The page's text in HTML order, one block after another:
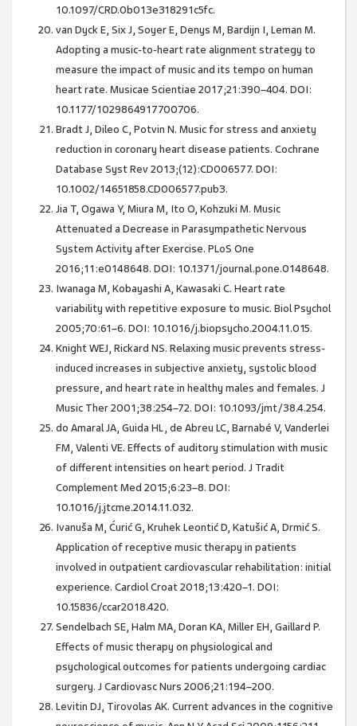
10.1097/CRD.0b013e318291c5fc.
van Dyck E, Six J, Soyer E, Denys M, Bardijn I, Leman M.
Adopting a music-to-heart rate alignment strategy to
measure the impact of music and its tempo on human
heart rate. Musicae Scientiae 2017;21:390–404. DOI:
10.1177/1029864917700706.
Bradt J, Dileo C, Potvin N. Music for stress and anxiety
reduction in coronary heart disease patients. Cochrane
Database Syst Rev 2013;(12):CD006577. DOI:
10.1002/14651858.CD006577.pub3.
Jia T, Ogawa Y, Miura M, Ito O, Kohzuki M. Music
Attenuated a Decrease in Parasympathetic Nervous
System Activity after Exercise. PLoS One
2016;11:e0148648. DOI: 10.1371/journal.pone.0148648.
Iwanaga M, Kobayashi A, Kawasaki C. Heart rate
variability with repetitive exposure to music. Biol Psychol
2005;70:61–6. DOI: 10.1016/j.biopsycho.2004.11.015.
Knight WEJ, Rickard NS. Relaxing music prevents stress-
induced increases in subjective anxiety, systolic blood
pressure, and heart rate in healthy males and females. J
Music Ther 2001;38:254–72. DOI: 10.1093/jmt/38.4.254.
do Amaral JA, Guida HL, de Abreu LC, Barnabé V, Vanderlei
FM, Valenti VE. Effects of auditory stimulation with music
of different intensities on heart period. J Tradit
Complement Med 2015;6:23–8. DOI:
10.1016/j.jtcme.2014.11.032.
Ivanuša M, Ćurić G, Kruhek Leontić D, Katušić A, Drmić S.
Application of receptive music therapy in patients
involved in outpatient cardiovascular rehabilitation: initial
experience. Cardiol Croat 2018;13:420–1. DOI:
10.15836/ccar2018.420.
Sendelbach SE, Halm MA, Doran KA, Miller EH, Gaillard P.
Effects of music therapy on physiological and
psychological outcomes for patients undergoing cardiac
surgery. J Cardiovasc Nurs 2006;21:194–200.
Levitin DJ, Tirovolas AK. Current advances in the cognitive